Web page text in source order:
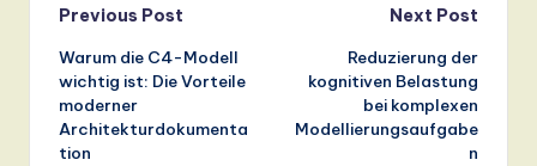
Post
navigation
Previous Post
Warum die C4-Modell
wichtig ist: Die Vorteile
moderner
Architekturdokumenta
tion
Next Post
Reduzierung der
kognitiven Belastung
bei komplexen
Modellierungsaufgabe
n